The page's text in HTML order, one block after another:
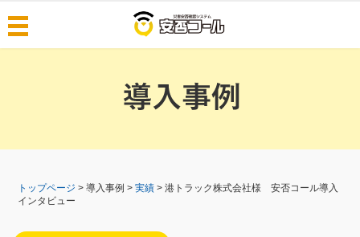
料金
選ばれる理由
安否コールの特徴
できること
トップページ > 導入事例 >実績 > 港トラック株式会社様 安否コール導入
インタビュー